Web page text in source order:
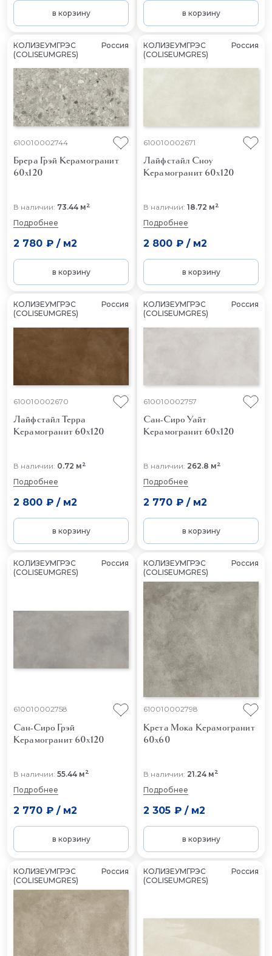
в корзину в корзину
КОЛИЗЕУМГРЭС
(COLISEUMGRES)
Россия
610010002744
Брера Грэй Керамогранит
60x120
В наличии: 73.44 м2
Подробнее
2 780 ₽/ м2
в корзину
КОЛИЗЕУМГРЭС
(COLISEUMGRES)
Россия
610010002671
Лайфстайл Сноу
Керамогранит 60x120
В наличии: 18.72 м2
Подробнее
2 800 ₽/ м2
в корзину
КОЛИЗЕУМГРЭС
(COLISEUMGRES)
Россия
610010002670
Лайфстайл Терра
Керамогранит 60x120
В наличии: 0.72 м2
Подробнее
2 800 ₽/ м2
в корзину
КОЛИЗЕУМГРЭС
(COLISEUMGRES)
Россия
610010002757
Сан-Сиро Уайт
Керамогранит 60x120
В наличии: 262.8 м2
Подробнее
2 770 ₽/ м2
в корзину
КОЛИЗЕУМГРЭС
(COLISEUMGRES)
Россия
610010002758
Сан-Сиро Грэй
Керамогранит 60x120
В наличии: 55.44 м2
Подробнее
2 770 ₽/ м2
в корзину
КОЛИЗЕУМГРЭС
(COLISEUMGRES)
Россия
610010002798
Крета Мока Керамогранит
60x60
В наличии: 21.24 м2
Подробнее
2 305 ₽/ м2
в корзину
КОЛИЗЕУМГРЭС
(COLISEUMGRES)
Россия
КОЛИЗЕУМГРЭС
(COLISEUMGRES)
Россия